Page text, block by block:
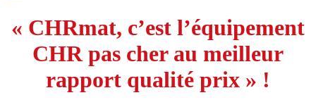
« CHRmat, c’est l’équipement
CHR pas cher au meilleur
rapport qualité prix » !